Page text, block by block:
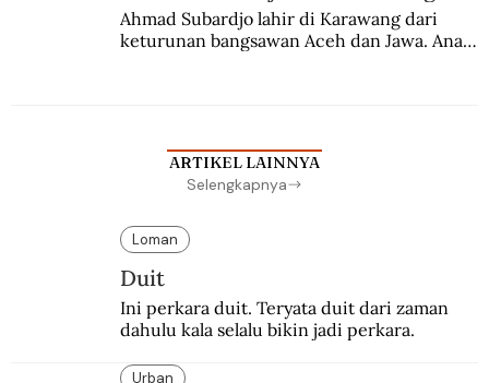
Ahmad Subardjo lahir di Karawang dari
keturunan bangsawan Aceh dan Jawa. Anak
ARTIKEL LAINNYA
Selengkapnya
Loman
Duit
Ini perkara duit. Teryata duit dari zaman
dahulu kala selalu bikin jadi perkara.
Urban